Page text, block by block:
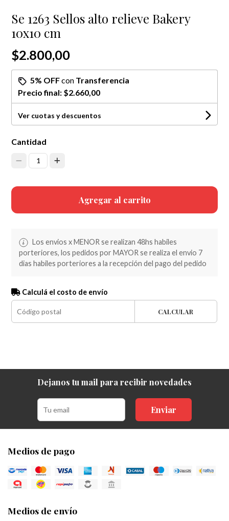
Se 1263 Sellos alto relieve Bakery
10x10 cm
$2.800,00
5% OFFcon Transferencia
Precio final: $2.660,00
Ver cuotas y descuentos
Cantidad
1
Agregar al carrito
Los envios x MENOR se realizan 48hs habiles
porteriores, los pedidos por MAYOR se realiza el envio 7
dias habiles porteriores a la recepción del pago del pedido
Calculá el costo de envío
CALCULAR
Dejanos tu mail para recibir novedades
Enviar
Medios de pago
Medios de envío